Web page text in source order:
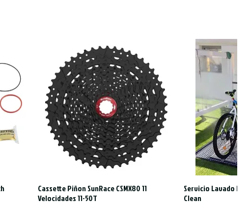
Quick View
Cassette Piñon SunRace CSMX80 11
Velocidades 11-50T
Servicio Lavado
Clean